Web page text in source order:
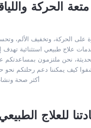
الحركة
الحركة، وتخفيف الألم،
علاج طبيعي استثنائية تهدف
نحن ملتزمون بمساعدتكم
كيف يمكننا دعم رحلتكم نحو
أكثر صحة
للعلاج